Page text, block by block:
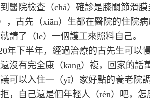
醫院檢查（chá）確診是膝關節滑
，古先（xiān）生都在醫院的住院
請了（le）一個護工來照料自己。
年下半年，經過治療的古先生可以
沒有完全康（kāng）複，回家的話
可以入住一（yī）家好點的養老院
，自己還是個年輕人（rén）吧，